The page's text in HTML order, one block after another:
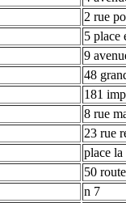
2 rue
5 place
9
48
181
8 rue
23 rue
place
50
n 7